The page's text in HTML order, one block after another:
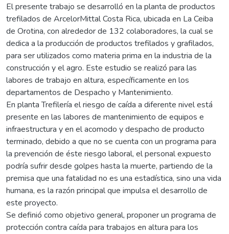
El presente trabajo se desarrolló en la planta de productos
trefilados de ArcelorMittal Costa Rica, ubicada en La Ceiba
de Orotina, con alrededor de 132 colaboradores, la cual se
dedica a la producción de productos trefilados y grafilados,
para ser utilizados como materia prima en la industria de la
construcción y el agro. Este estudio se realizó para las
labores de trabajo en altura, específicamente en los
departamentos de Despacho y Mantenimiento.
En planta Trefilería el riesgo de caída a diferente nivel está
presente en las labores de mantenimiento de equipos e
infraestructura y en el acomodo y despacho de producto
terminado, debido a que no se cuenta con un programa para
la prevención de éste riesgo laboral, el personal expuesto
podría sufrir desde golpes hasta la muerte, partiendo de la
premisa que una fatalidad no es una estadística, sino una vida
humana, es la razón principal que impulsa el desarrollo de
este proyecto.
Se definió como objetivo general, proponer un programa de
protección contra caída para trabajos en altura para los